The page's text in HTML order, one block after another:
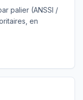
palier (ANSSI /
en